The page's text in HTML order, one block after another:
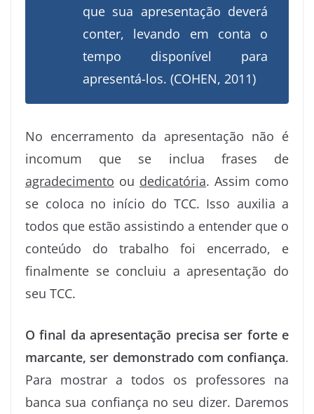
que sua apresentação deverá
conter, levando em conta o
tempo disponível para
apresentá-los. (COHEN, 2011)
No encerramento da apresentação não é
incomum que se inclua frases de
agradecimento ou dedicatória. Assim como
se coloca no início do TCC. Isso auxilia a
todos que estão assistindo a entender que o
conteúdo do trabalho foi encerrado, e
finalmente se concluiu a apresentação do
seu TCC.
O final da apresentação precisa ser forte e
marcante, ser demonstrado com confiança.
Para mostrar a todos os professores na
banca sua confiança no seu dizer. Daremos